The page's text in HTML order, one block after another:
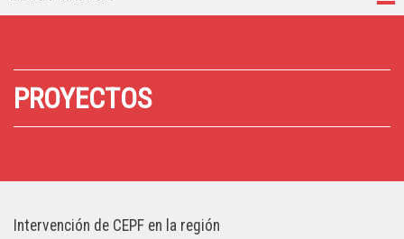
PROYECTOS
Intervención de CEPF en la región